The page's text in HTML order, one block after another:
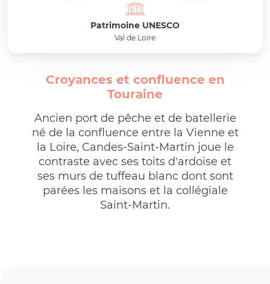
Patrimoine UNESCO
Val de Loire
Croyances et confluence en
Touraine
Ancien port de pêche et de batellerie
né de la confluence entre la Vienne et
la Loire, Candes-Saint-Martin joue le
contraste avec ses toits d'ardoise et
ses murs de tuffeau blanc dont sont
parées les maisons et la collégiale
Saint-Martin.